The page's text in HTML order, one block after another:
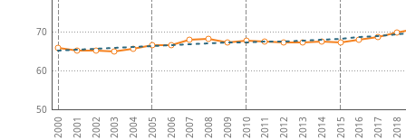
2000 2001 2002 2003 2004 2005 2006 2007 2008 2009 2010 2011 2012 2013 2014 2015 2016 2017 2018
50
60
70